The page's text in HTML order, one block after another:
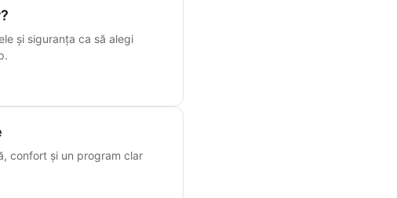
și siguranța ca să alegi
confort și un program clar